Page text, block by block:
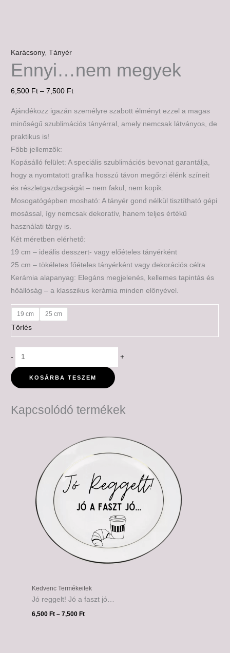
Karácsony,Tányér
Ennyi…nem megyek
6,500 Ft – 7,500 Ft
Ajándékozz igazán személyre szabott élményt ezzel a magas
minőségű szublimációs tányérral, amely nemcsak látványos, de
praktikus is!
Főbb jellemzők:
Kopásálló felület: A speciális szublimációs bevonat garantálja,
hogy a nyomtatott grafika hosszú távon megőrzi élénk színeit
és részletgazdagságát – nem fakul, nem kopik.
Mosogatógépben mosható: A tányér gond nélkül tisztítható gépi
mosással, így nemcsak dekoratív, hanem teljes értékű
használati tárgy is.
Két méretben elérhető:
19 cm – ideális desszert- vagy előételes tányérként
25 cm – tökéletes főételes tányérként vagy dekorációs célra
Kerámia alapanyag: Elegáns megjelenés, kellemes tapintás és
hőállóság – a klasszikus kerámia minden előnyével.
19 cm 25 cm
Törlés
- +
KOSÁRBA TESZEM
Kapcsolódó termékek
Kedvenc Termékeitek
Jó reggelt! Jó a faszt jó…
6,500Ft – 7,500Ft
-